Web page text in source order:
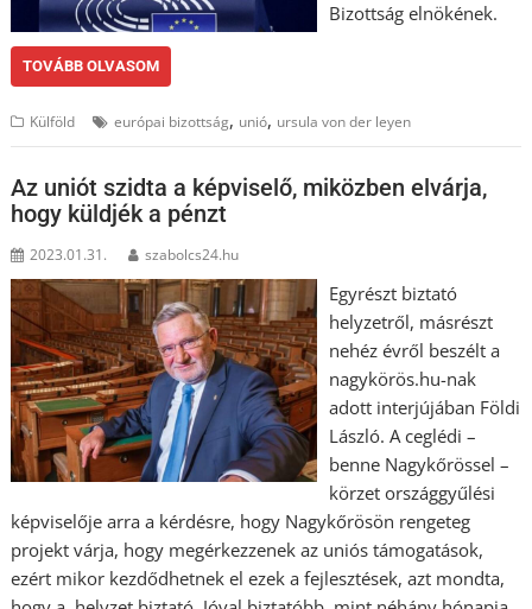
Bizottság elnökének.
TOVÁBB OLVASOM
Külföld európai bizottság, unió, ursula von der leyen
Az uniót szidta a képviselő, miközben elvárja,
hogy küldjék a pénzt
2023.01.31. szabolcs24.hu
Egyrészt biztató
helyzetről, másrészt
nehéz évről beszélt a
nagykörös.hu-nak
adott interjújában Földi
László. A ceglédi –
benne Nagykőrössel –
körzet országgyűlési
képviselője arra a kérdésre, hogy Nagykőrösön rengeteg
projekt várja, hogy megérkezzenek az uniós támogatások,
ezért mikor kezdődhetnek el ezek a fejlesztések, azt mondta,